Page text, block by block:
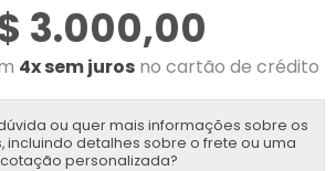
3.000,00
4x sem juros no cartão de crédito
ou quer mais informações sobre os
incluindo detalhes sobre o frete ou uma
cotação personalizada?